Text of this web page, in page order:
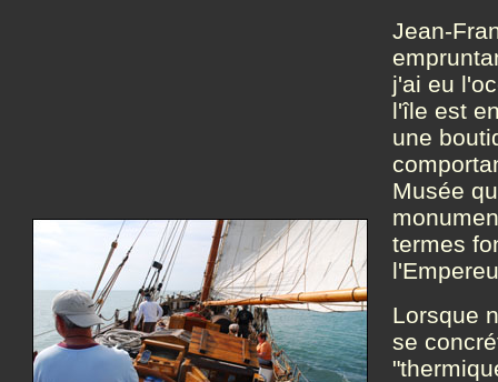
Jean-
j'ai eu
l'île est
une
Musée
termes
Lorsque
se